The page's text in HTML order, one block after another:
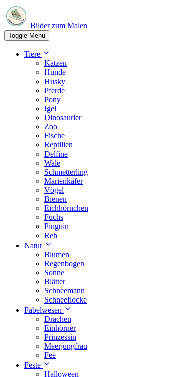
Bilder zum Malen
Toggle Menu
Tiere
Katzen
Hunde
Husky
Pferde
Pony
Igel
Dinosaurier
Zoo
Fische
Reptilien
Delfine
Wale
Schmetterling
Marienkäfer
Vögel
Bienen
Eichhörnchen
Fuchs
Pinguin
Reh
Natur
Blumen
Regenbogen
Sonne
Blätter
Schneemann
Schneeflocke
Fabelwesen
Drachen
Einhörner
Prinzessin
Meerjungfrau
Fee
Feste
Halloween